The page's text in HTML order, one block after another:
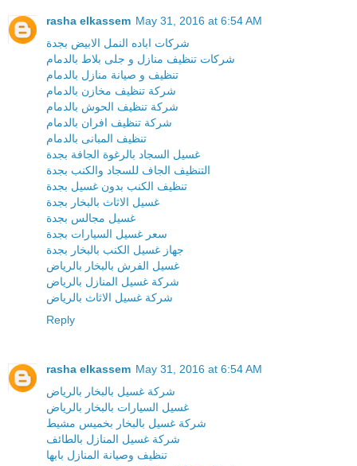
rasha elkassem May 31, 2016 at 6:54 AM
شركات اباده النمل الابيض بجدة
شركات تنظيف منازل و جلى بلاط بالدمام
تنظيف و صيانة منازل بالدمام
شركة تنظيف مخازن بالدمام
شركة تنظيف الحوش بالدمام
شركة تنظيف افران بالدمام
تنظيف المبانى بالدمام
غسيل السجاد بالرغوة الجافة بجدة
التنظيف الجاف للسجاد والكنب بجدة
تنظيف الكنب بدون غسيل بجدة
غسيل الاثاث بالبخار بجدة
غسيل مجالس بجدة
سعر غسيل السيارات بجدة
جهاز غسيل الكنب بالبخار بجدة
غسيل الفرش بالبخار بالرياض
شركة غسيل المنازل بالرياض
شركة غسيل الاثاث بالرياض
Reply
rasha elkassem May 31, 2016 at 6:54 AM
شركة غسيل بالبخار بالرياض
غسيل السيارات بالبخار بالرياض
شركة غسيل بالبخار بخميس مشيط
شركة غسيل المنازل بالطائف
تنظيف وصيانة المنازل بابها